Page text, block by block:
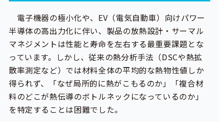
電子機器の極小化や、EV（電気自動車）向けパワー
半導体の高出力化に伴い、製品の放熱設計・サーマル
マネジメントは性能と寿命を左右する最重要課題とな
っています。しかし、従来の熱分析手法（DSCや熱拡
散率測定など）では材料全体の平均的な熱物性値しか
得られず、「なぜ局所的に熱がこもるのか」「複合材
料のどこが熱伝導のボトルネックになっているのか」
を特定することは困難でした。